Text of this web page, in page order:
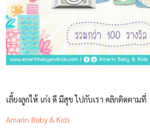
เลี้ยงลูกให้ เก่ง ดี มีสุข ไปกับเรา คลิกติดตามที่
Amarin Baby & Kids